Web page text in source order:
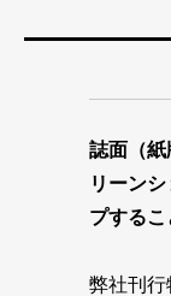
誌面（紙
リーン
プするこ
弊社刊行